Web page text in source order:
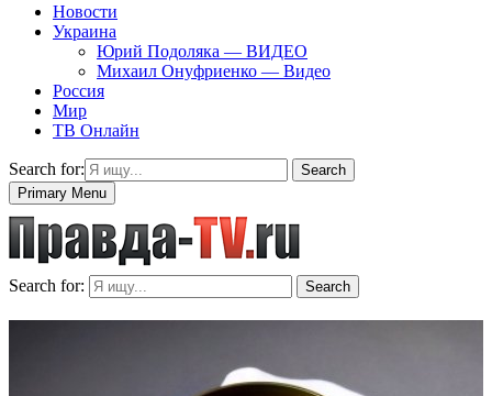
Новости
Украина
Юрий Подоляка — ВИДЕО
Михаил Онуфриенко — Видео
Россия
Мир
ТВ Онлайн
Search for:
Search
Primary Menu
Search for: Search